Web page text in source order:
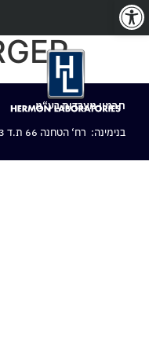
חרמון מעבדות בע“מ
בנימינה: רח‘ הטחנה 66 ת.ד 23 מיקוד 3055001,